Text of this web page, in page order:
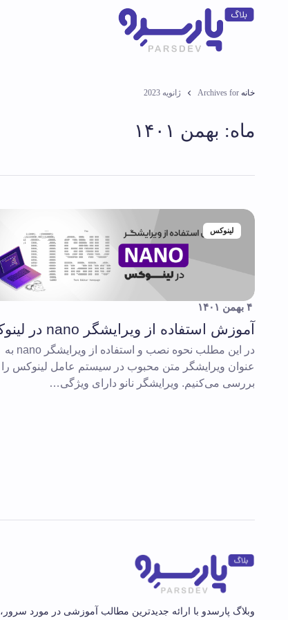
خانه Archives for ژانویه 2023
ماه: بهمن ۱۴۰۱
لینوکس
۴ بهمن ۱۴۰۱
آموزش استفاده از ویرایشگر nano در لینوکس
در این مطلب نحوه نصب و استفاده از ویرایشگر nano به
عنوان ویرایشگر متن محبوب در سیستم عامل لینوکس را
بررسی می‌کنیم. ویرایشگر نانو دارای ویژگی…
وبلاگ پارسدو با ارائه جدیدترین مطالب آموزشی در مورد سرور،